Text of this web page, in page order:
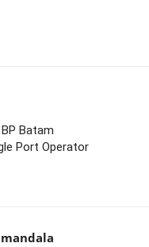
Batam
Port Operator